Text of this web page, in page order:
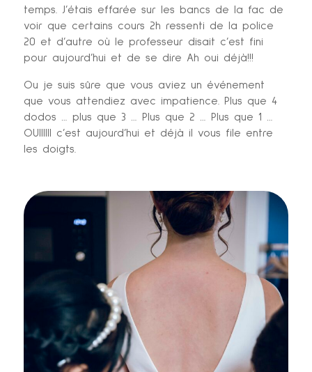
temps. J’étais effarée sur les bancs de la fac de
voir que certains cours 2h ressenti de la police
20 et d’autre où le professeur disait c’est fini
pour aujourd’hui et de se dire Ah oui déjà!!!
Ou je suis sûre que vous aviez un événement
que vous attendiez avec impatience. Plus que 4
dodos … plus que 3 … Plus que 2 … Plus que 1 …
OUIIIIII c’est aujourd’hui et déjà il vous file entre
les doigts.